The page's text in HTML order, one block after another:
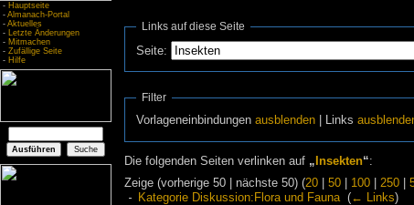
- Hauptseite
- Almanach-Portal
- Aktuelles
- Letzte Änderungen
- Mitmachen
- Zufällige Seite
- Hilfe
Links auf diese Seite
Seite:
Filter
Vorlageneinbindungenausblenden | Links
Die folgenden Seiten verlinken auf „ Insekten“:
Zeige (vorherige 50 | nächste 50) (20| 50| 100| 250|
Kategorie Diskussion:Flora und Fauna‎ (← Links)